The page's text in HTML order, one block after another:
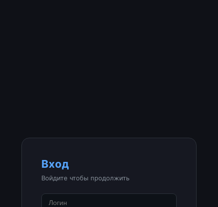
Вход
Войдите чтобы продолжить